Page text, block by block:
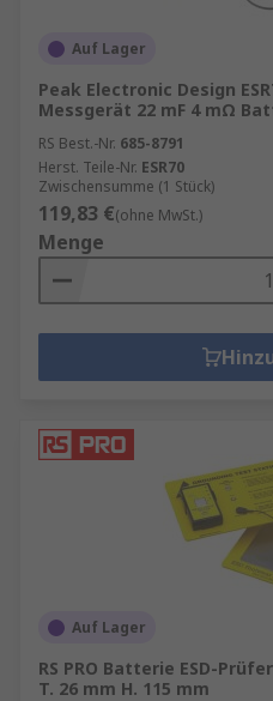
Auf Lager
Peak Electronic Design
Messgerät 22 mF 4 mΩ
RS Best.-Nr. 685-8791
Herst. Teile-Nr. ESR70
Zwischensumme (1 Stück)
119,83 €(ohne MwSt.)
Menge
Auf Lager
RS PRO Batterie ESD-
T. 26 mm H. 115 mm